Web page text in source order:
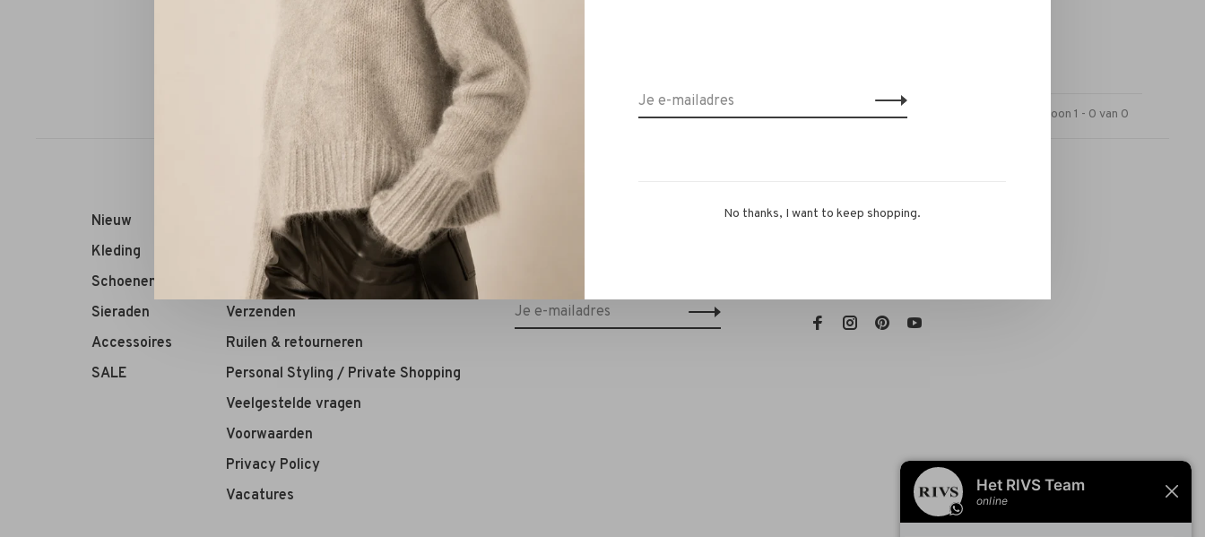
Sorteren op: Toon 1 - 0 van 0
Nieuw
Kleding
Schoenen
Sieraden
Accessoires
SALE
RIVS Store
Over ons
Contact
Verzenden
Ruilen & retourneren
Personal Styling / Private Shopping
Veelgestelde vragen
Voorwaarden
Privacy Policy
Vacatures
Schrijf je in voor onze nieuwsbrief en
RIVS Store
No thanks, I want to keep shopping.